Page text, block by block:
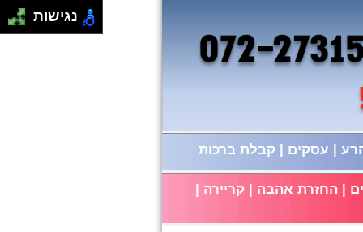
| עסקים | קבלת ברכות
| החזרת אהבה | קריירה |
נגישות